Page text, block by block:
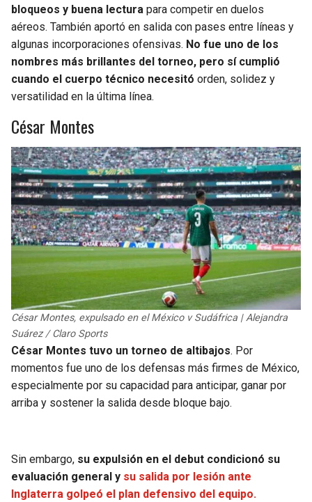
bloqueos y buena lectura para competir en duelos
aéreos. También aportó en salida con pases entre líneas y
algunas incorporaciones ofensivas. No fue uno de los
nombres más brillantes del torneo, pero sí cumplió
cuando el cuerpo técnico necesitó orden, solidez y
versatilidad en la última línea.
César Montes
César Montes, expulsado en el México v Sudáfrica | Alejandra
Suárez / Claro Sports
César Montes tuvo un torneo de altibajos. Por
momentos fue uno de los defensas más firmes de México,
especialmente por su capacidad para anticipar, ganar por
arriba y sostener la salida desde bloque bajo.
Sin embargo, su expulsión en el debut condicionó su
evaluación general y su salida por lesión ante
Inglaterra golpeó el plan defensivo del equipo.